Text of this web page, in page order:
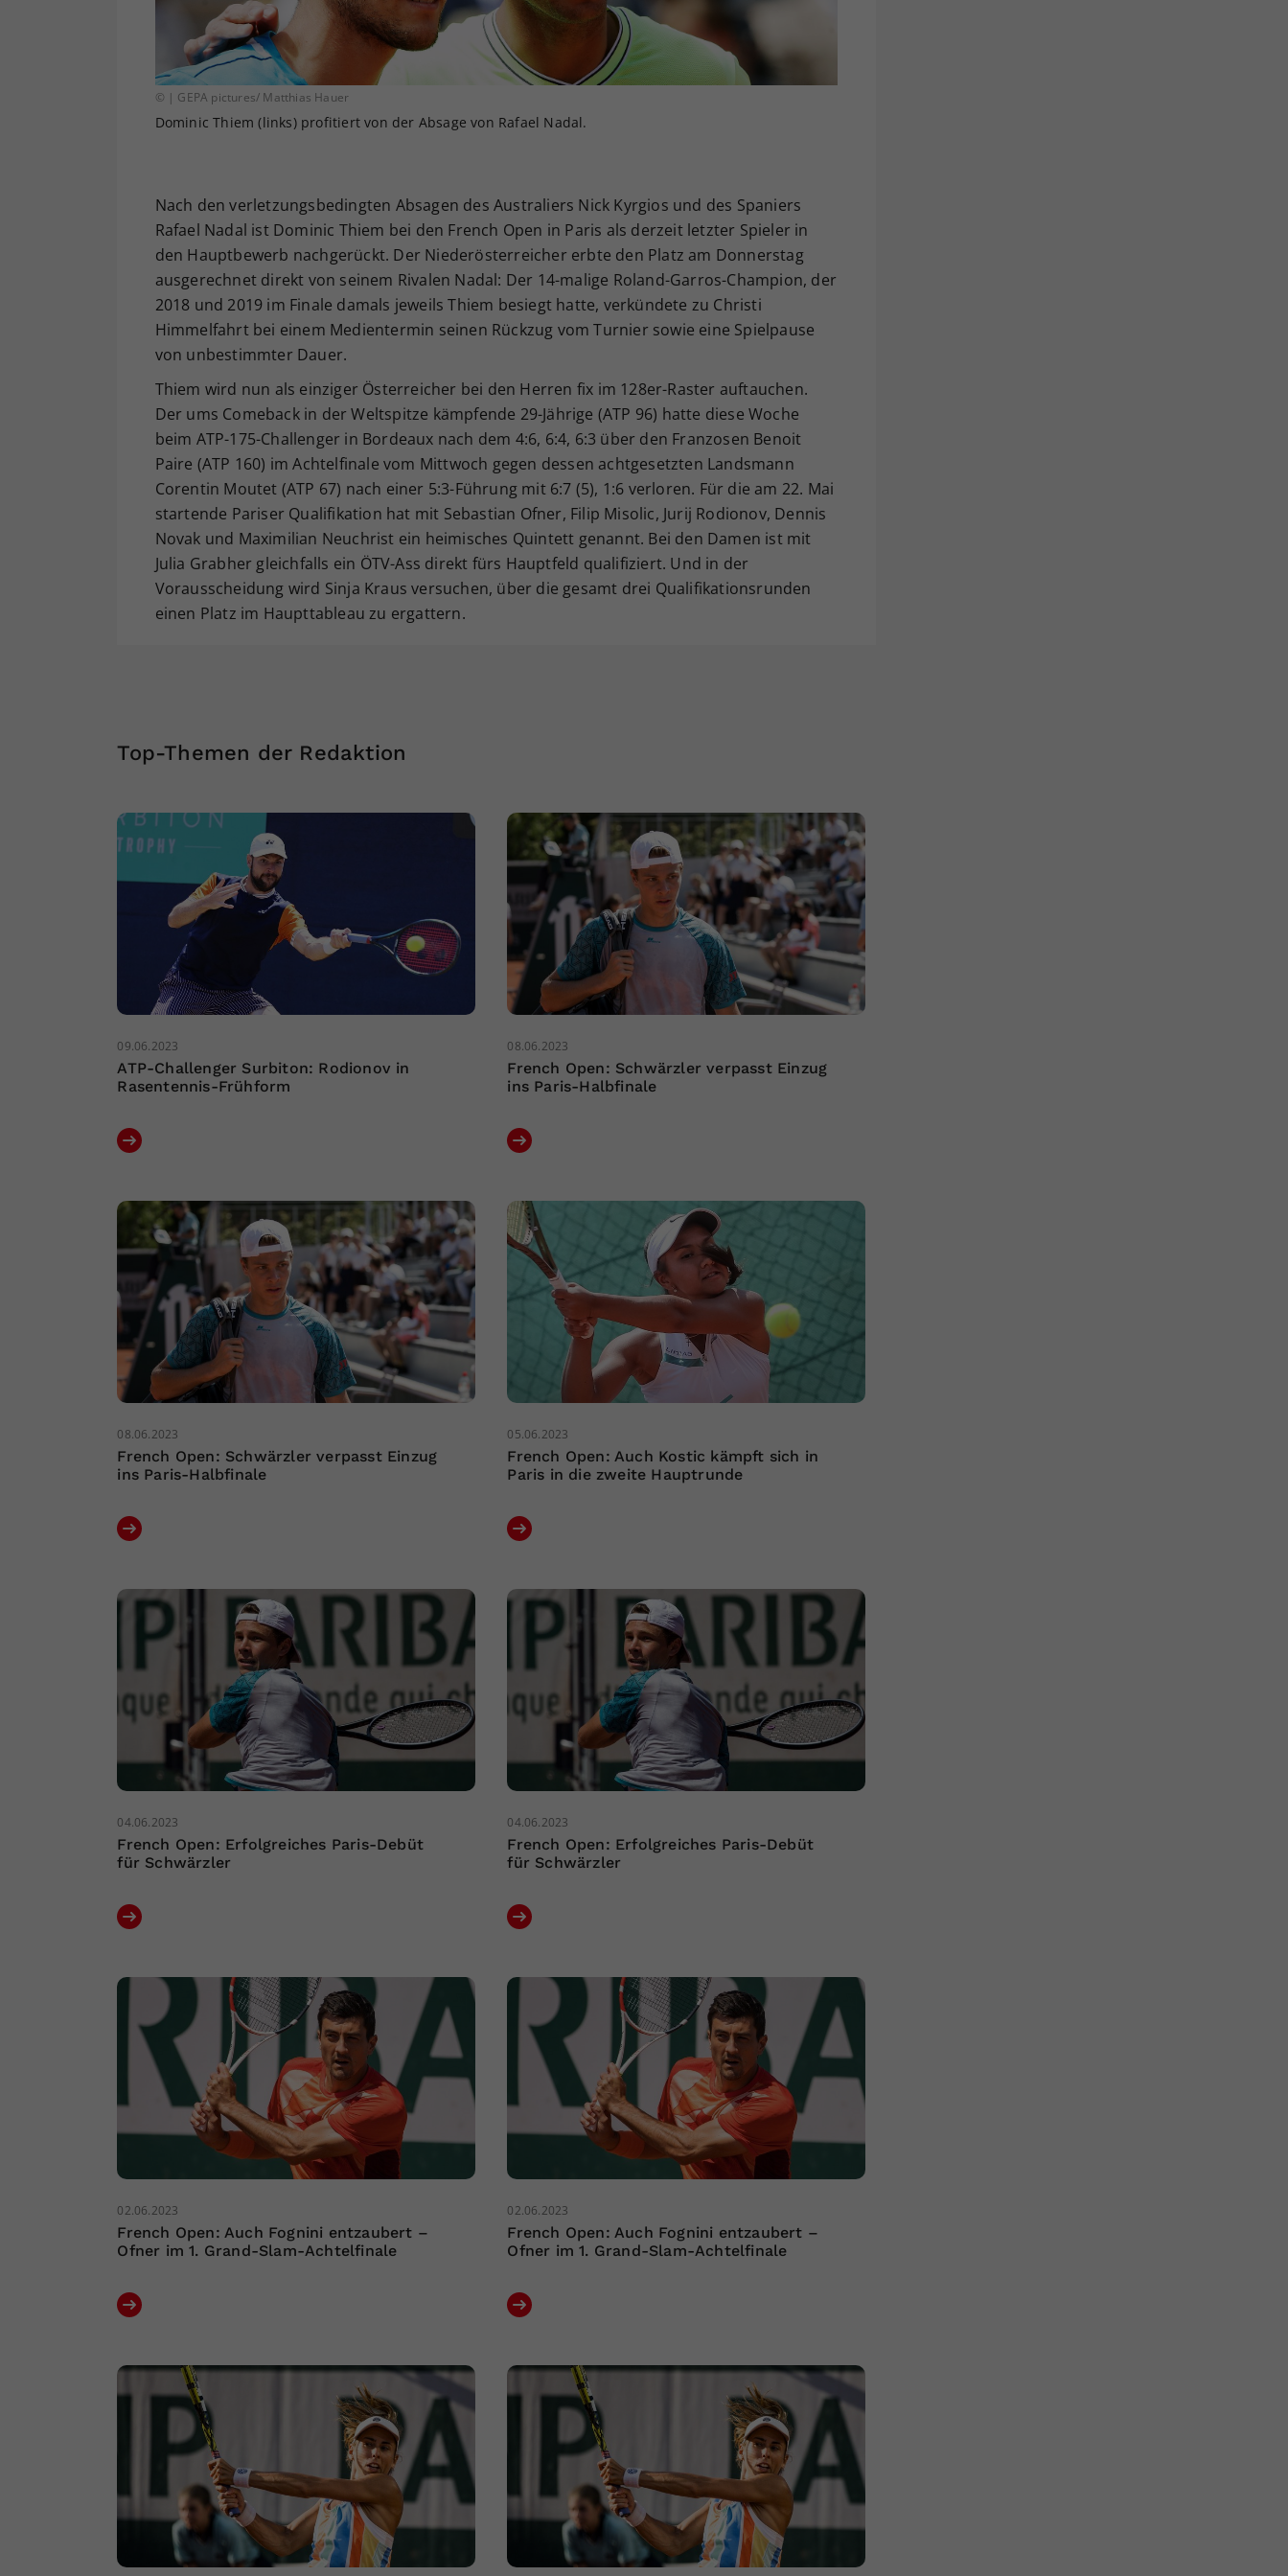
© | GEPA pictures/ Matthias Hauer
Dominic Thiem (links) profitiert von der Absage von Rafael Nadal.
Nach den verletzungsbedingten Absagen des Australiers Nick Kyrgios und des Spaniers
Rafael Nadal ist Dominic Thiem bei den French Open in Paris als derzeit letzter Spieler in
den Hauptbewerb nachgerückt. Der Niederösterreicher erbte den Platz am Donnerstag
ausgerechnet direkt von seinem Rivalen Nadal: Der 14-malige Roland-Garros-Champion, der
2018 und 2019 im Finale damals jeweils Thiem besiegt hatte, verkündete zu Christi
Himmelfahrt bei einem Medientermin seinen Rückzug vom Turnier sowie eine Spielpause
von unbestimmter Dauer.
Thiem wird nun als einziger Österreicher bei den Herren fix im 128er-Raster auftauchen.
Der ums Comeback in der Weltspitze kämpfende 29-Jährige (ATP 96) hatte diese Woche
beim ATP-175-Challenger in Bordeaux nach dem 4:6, 6:4, 6:3 über den Franzosen Benoit
Paire (ATP 160) im Achtelfinale vom Mittwoch gegen dessen achtgesetzten Landsmann
Corentin Moutet (ATP 67) nach einer 5:3-Führung mit 6:7 (5), 1:6 verloren. Für die am 22. Mai
startende Pariser Qualifikation hat mit Sebastian Ofner, Filip Misolic, Jurij Rodionov, Dennis
Novak und Maximilian Neuchrist ein heimisches Quintett genannt. Bei den Damen ist mit
Julia Grabher gleichfalls ein ÖTV-Ass direkt fürs Hauptfeld qualifiziert. Und in der
Vorausscheidung wird Sinja Kraus versuchen, über die gesamt drei Qualifikationsrunden
einen Platz im Haupttableau zu ergattern.
Top-Themen der Redaktion
09.06.2023
ATP-Challenger Surbiton: Rodionov in
Rasentennis-Frühform
08.06.2023
French Open: Schwärzler verpasst Einzug
ins Paris-Halbfinale
08.06.2023
French Open: Schwärzler verpasst Einzug
ins Paris-Halbfinale
05.06.2023
French Open: Auch Kostic kämpft sich in
Paris in die zweite Hauptrunde
04.06.2023
French Open: Erfolgreiches Paris-Debüt
für Schwärzler
04.06.2023
French Open: Erfolgreiches Paris-Debüt
für Schwärzler
02.06.2023
French Open: Auch Fognini entzaubert –
Ofner im 1. Grand-Slam-Achtelfinale
02.06.2023
French Open: Auch Fognini entzaubert –
Ofner im 1. Grand-Slam-Achtelfinale
Ihrer vorgenommen Einstellungen, falls der
Webseiten-Betreiber dies eingestellt hat.